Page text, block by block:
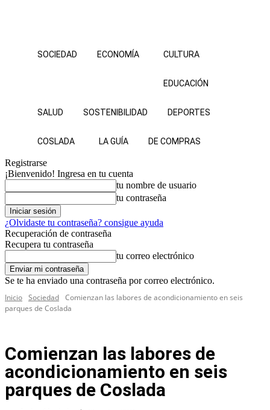
SOCIEDAD ECONOMÍA CULTURA
EDUCACIÓN
SALUD SOSTENIBILIDAD DEPORTES
COSLADA LA GUÍA DE COMPRAS
Registrarse
¡Bienvenido! Ingresa en tu cuenta
tu nombre de usuario
tu contraseña
¿Olvidaste tu contraseña? consigue ayuda
Recuperación de contraseña
Recupera tu contraseña
tu correo electrónico
Se te ha enviado una contraseña por correo electrónico.
Inicio Sociedad Comienzan las labores de acondicionamiento en seis
parques de Coslada
Comienzan las labores de
acondicionamiento en seis
parques de Coslada